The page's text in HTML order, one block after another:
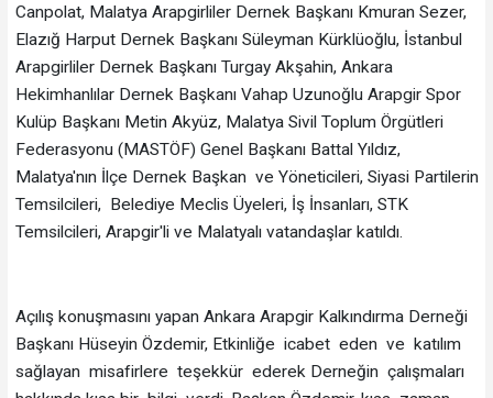
Canpolat, Malatya Arapgirliler Dernek Başkanı Kmuran Sezer,
Elazığ Harput Dernek Başkanı Süleyman Kürklüoğlu, İstanbul
Arapgirliler Dernek Başkanı Turgay Akşahin, Ankara
Hekimhanlılar Dernek Başkanı Vahap Uzunoğlu Arapgir Spor
Kulüp Başkanı Metin Akyüz, Malatya Sivil Toplum Örgütleri
Federasyonu (MASTÖF) Genel Başkanı Battal Yıldız,
Malatya'nın İlçe Dernek Başkan ve Yöneticileri, Siyasi Partilerin
Temsilcileri, Belediye Meclis Üyeleri, İş İnsanları, STK
Temsilcileri, Arapgir'li ve Malatyalı vatandaşlar katıldı.
Açılış konuşmasını yapan Ankara Arapgir Kalkındırma Derneği
Başkanı Hüseyin Özdemir, Etkinliğe icabet eden ve katılım
sağlayan misafirlere teşekkür ederek Derneğin çalışmaları